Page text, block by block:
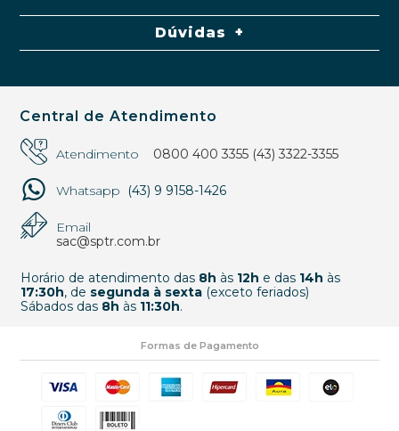
Dúvidas
Central de Atendimento
Atendimento 0800 400 3355 (43) 3322-3355
Whatsapp (43) 9 9158-1426
Email
sac@sptr.com.br
Horário de atendimento das 8h às 12h e das 14h às
17:30h, de segunda à sexta(exceto feriados)
Sábados das 8h às 11:30h.
Formas de Pagamento